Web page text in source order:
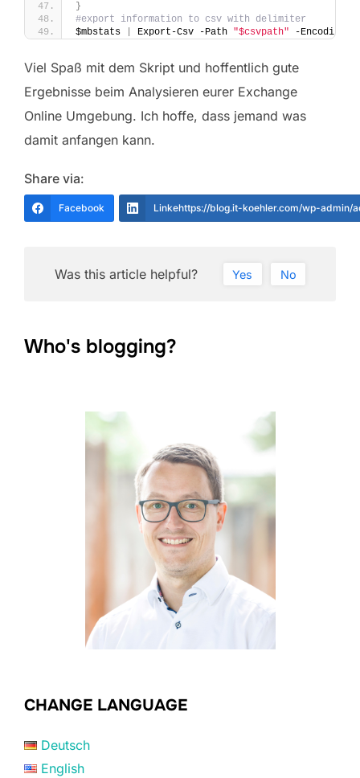
}
#export information to csv with delimiter
$mbstats
Export-Csv -Path "$csvpath" -Encoding
Viel Spaß mit dem Skript und hoffentlich gute
Ergebnisse beim Analysieren eurer Exchange
Online Umgebung. Ich hoffe, dass jemand was
damit anfangen kann.
Share via:
Facebook Linkehttps://blog.it-koehler.com/wp-admin/
Was this article helpful? Yes No
Who's blogging?
CHANGE LANGUAGE
Deutsch
English